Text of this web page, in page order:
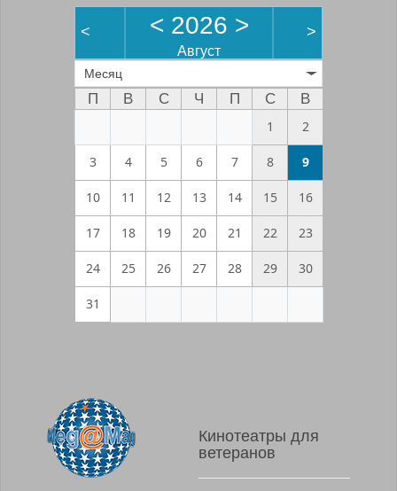
< < 2026 >
Август
>
Месяц
П В С Ч П С
В
1
2
3 4 5 6 7 8 9
10 11 12 13 14 15 16
17 18 19 20 21 22 23
24 25 26 27 28 29 30
31
Кинотеатры для
ветеранов